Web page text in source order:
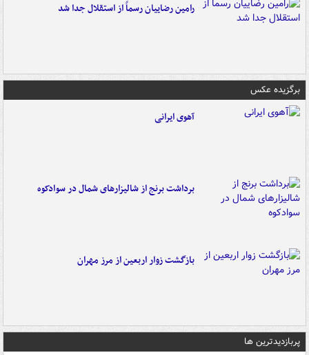
رامین رضاییان رسماً از استقلال جدا شد
برگزیده عکس
آهوی ایرانی
برداشت برنج از شالیزارهای شمال در سوادکوه
بازگشت زوار اربعین از مرز مهران
پربازدیدترین ها